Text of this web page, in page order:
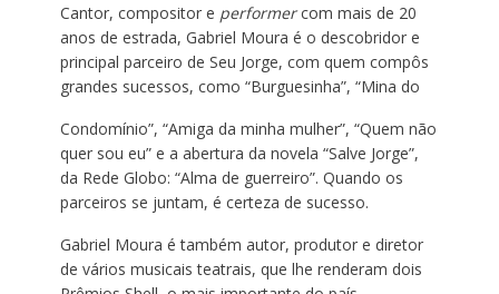
Cantor, compositor e performercom mais de 20
anos de estrada, Gabriel Moura é o descobridor e
principal parceiro de Seu Jorge, com quem compôs
grandes sucessos, como “Burguesinha”, “Mina do
Condomínio”, “Amiga da minha mulher”, “Quem não
quer sou eu” e a abertura da novela “Salve Jorge”,
da Rede Globo: “Alma de guerreiro”. Quando os
parceiros se juntam, é certeza de sucesso.
Gabriel Moura é também autor, produtor e diretor
de vários musicais teatrais, que lhe renderam dois